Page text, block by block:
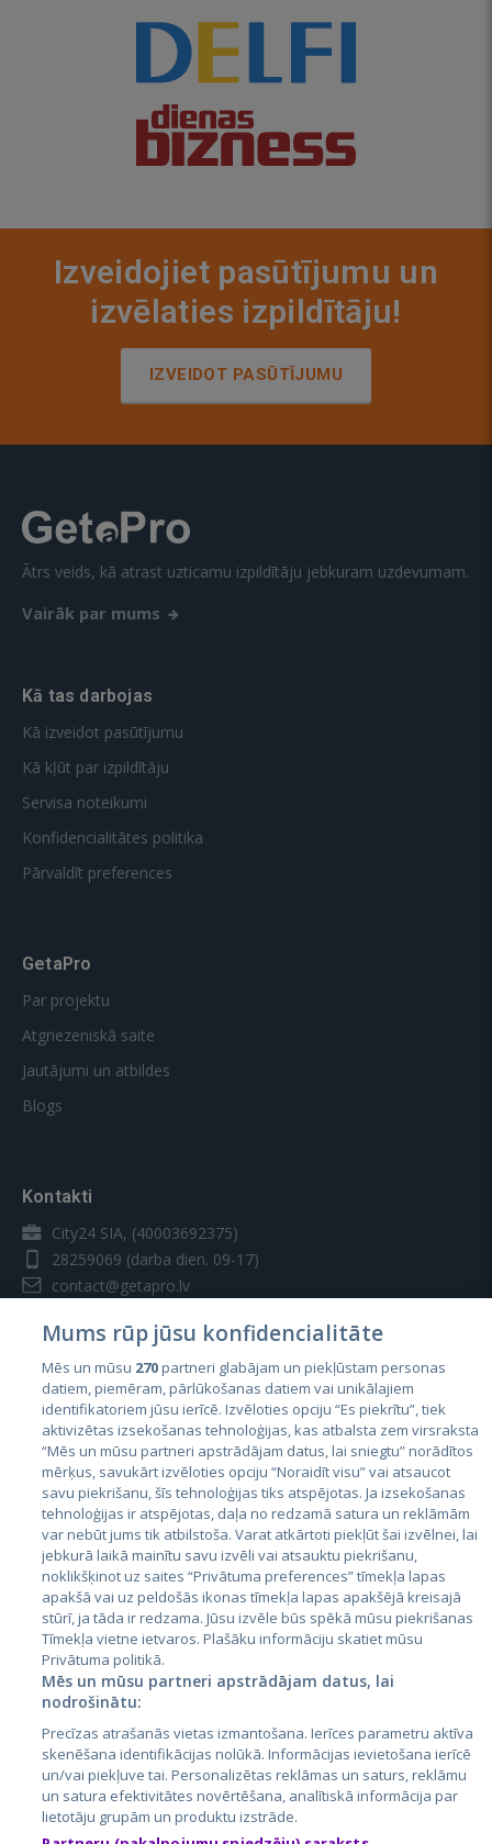
Izveidojiet pasūtījumu un
izvēlaties izpildītāju!
IZVEIDOT PASŪTĪJUMU
Ātrs veids, kā atrast uzticamu izpildītāju jebkuram uzdevumam.
Vairāk par mums
Kā tas darbojas
Kā izveidot pasūtījumu
Kā kļūt par izpildītāju
Servisa noteikumi
Konfidencialitātes politika
Pārvaldīt preferences
GetaPro
Par projektu
Atgriezeniskā saite
Jautājumi un atbildes
Blogs
Kontakti
City24 SIA, (40003692375)
28259069 (darba dien. 09-17)
contact@getapro.lv
Valstis
Igaunija
Latvija
Lietuva
City24.lv
City24.ee
GetaPro.lv
GetaPro.ee
Skelbiu.lt
CVbankas.lt
Kainos.lt
Paslaugos.lt
auto24.ee
Mums rūp jūsu konfidencialitāte
Mēs un mūsu 270partneri glabājam un piekļūstam personas
datiem, piemēram, pārlūkošanas datiem vai unikālajiem
identifikatoriem jūsu ierīcē. Izvēloties opciju “Es piekrītu”, tiek
aktivizētas izsekošanas tehnoloģijas, kas atbalsta zem virsraksta
“Mēs un mūsu partneri apstrādājam datus, lai sniegtu” norādītos
mērķus, savukārt izvēloties opciju “Noraidīt visu” vai atsaucot
savu piekrišanu, šīs tehnoloģijas tiks atspējotas. Ja izsekošanas
tehnoloģijas ir atspējotas, daļa no redzamā satura un reklāmām
var nebūt jums tik atbilstoša. Varat atkārtoti piekļūt šai izvēlnei, lai
jebkurā laikā mainītu savu izvēli vai atsauktu piekrišanu,
noklikšķinot uz saites “Privātuma preferences” tīmekļa lapas
apakšā vai uz peldošās ikonas tīmekļa lapas apakšējā kreisajā
stūrī, ja tāda ir redzama. Jūsu izvēle būs spēkā mūsu piekrišanas
Tīmekļa vietne ietvaros. Plašāku informāciju skatiet mūsu
Privātuma politikā.
Mēs un mūsu partneri apstrādājam datus, lai
nodrošinātu:
Precīzas atrašanās vietas izmantošana. Ierīces parametru aktīva
skenēšana identifikācijas nolūkā. Informācijas ievietošana ierīcē
un/vai piekļuve tai. Personalizētas reklāmas un saturs, reklāmu
un satura efektivitātes novērtēšana, analītiskā informācija par
lietotāju grupām un produktu izstrāde.